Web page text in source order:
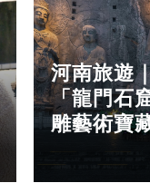
河南旅遊
「龍門石
雕藝術寶